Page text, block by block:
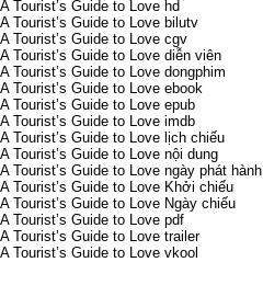
A Tourist’s Guide to Love hd
A Tourist’s Guide to Love bilutv
A Tourist’s Guide to Love cgv
A Tourist’s Guide to Love diễn viên
A Tourist’s Guide to Love dongphim
A Tourist’s Guide to Love ebook
A Tourist’s Guide to Love epub
A Tourist’s Guide to Love imdb
A Tourist’s Guide to Love lịch chiếu
A Tourist’s Guide to Love nội dung
A Tourist’s Guide to Love ngày phát hành
A Tourist’s Guide to Love Khởi chiếu
A Tourist’s Guide to Love Ngày chiếu
A Tourist’s Guide to Love pdf
A Tourist’s Guide to Love trailer
A Tourist’s Guide to Love vkool